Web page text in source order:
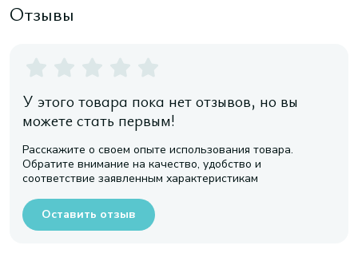
Отзывы
У этого товара пока нет отзывов, но вы
можете стать первым!
Расскажите о своем опыте использования товара.
Обратите внимание на качество, удобство и
соответствие заявленным характеристикам
Оставить отзыв